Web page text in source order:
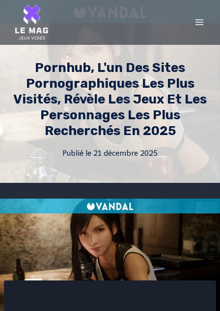
content
Pornhub, L'un Des Sites
Pornographiques Les Plus
Visités, Révèle Les Jeux Et Les
Personnages Les Plus
Recherchés En 2025
Publié le 21 décembre 2025